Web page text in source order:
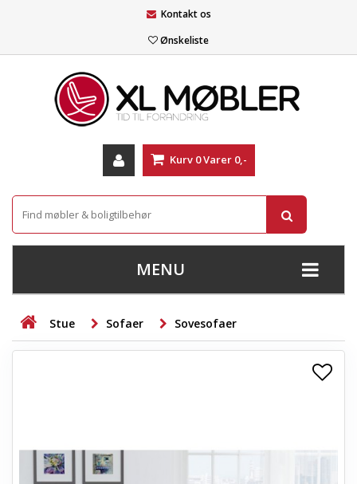
Kontakt os
Ønskeliste
Kurv 0Varer 0,-
MENU
+
STUE
+
OPBEVARING
Stue Sofaer Sovesofaer